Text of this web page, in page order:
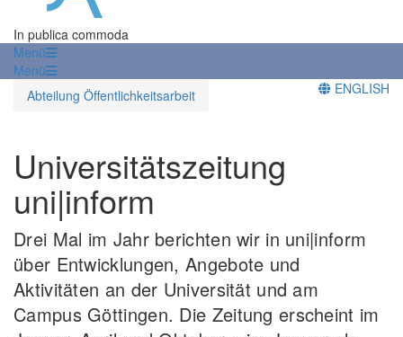
In publica commoda
Menü
Menü
Abteilung Öffentlichkeitsarbeit
ENGLISH
Universitätszeitung
uni|inform
Drei Mal im Jahr berichten wir in uni|inform
über Entwicklungen, Angebote und
Aktivitäten an der Universität und am
Campus Göttingen. Die Zeitung erscheint im